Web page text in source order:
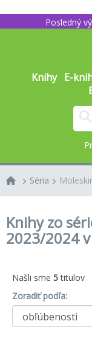
Posledný
Knihy E-
Séria
Knihy zo
2023/2024
Našli sme 5titulov
Zoradiť podľa: